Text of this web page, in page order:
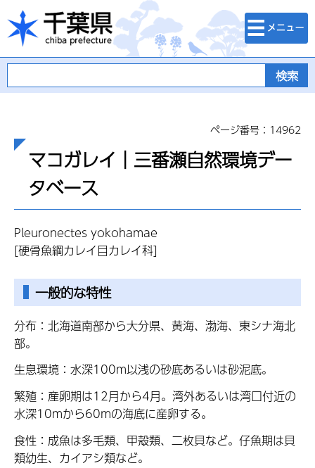
千葉県
検索・メニュ
ー
ページ番号：14962
マコガレイ｜三番瀬自然環境デー
タベース
Pleuronectes yokohamae
[硬骨魚綱カレイ目カレイ科]
一般的な特性
分布：北海道南部から大分県、黄海、渤海、東シナ海北
部。
生息環境：水深100m以浅の砂底あるいは砂泥底。
繁殖：産卵期は12月から4月。湾外あるいは湾口付近の
水深10mから60mの海底に産卵する。
食性：成魚は多毛類、甲殻類、二枚貝など。仔魚期は貝
類幼生、カイアシ類など。